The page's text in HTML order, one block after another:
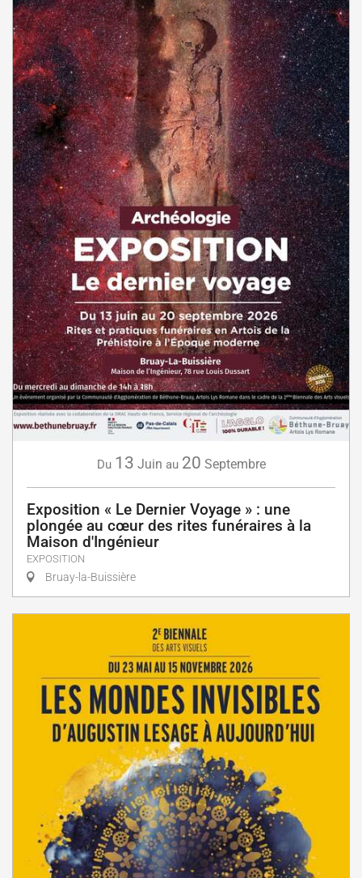
Du 13 Juin au 20 Septembre
Exposition « Le Dernier Voyage » : une
plongée au cœur des rites funéraires à la
Maison d'Ingénieur
EXPOSITION
Bruay-la-Buissière